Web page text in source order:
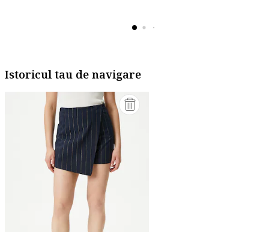
Istoricul tau de navigare